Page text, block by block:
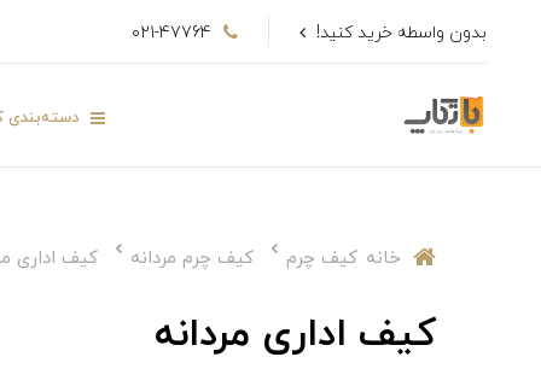
بدون واسطه خرید کنید! 021-47764
دسته‌بندی
خانه کیف چرم کیف چرم مردانه کیف اداری
کیف اداری مردانه